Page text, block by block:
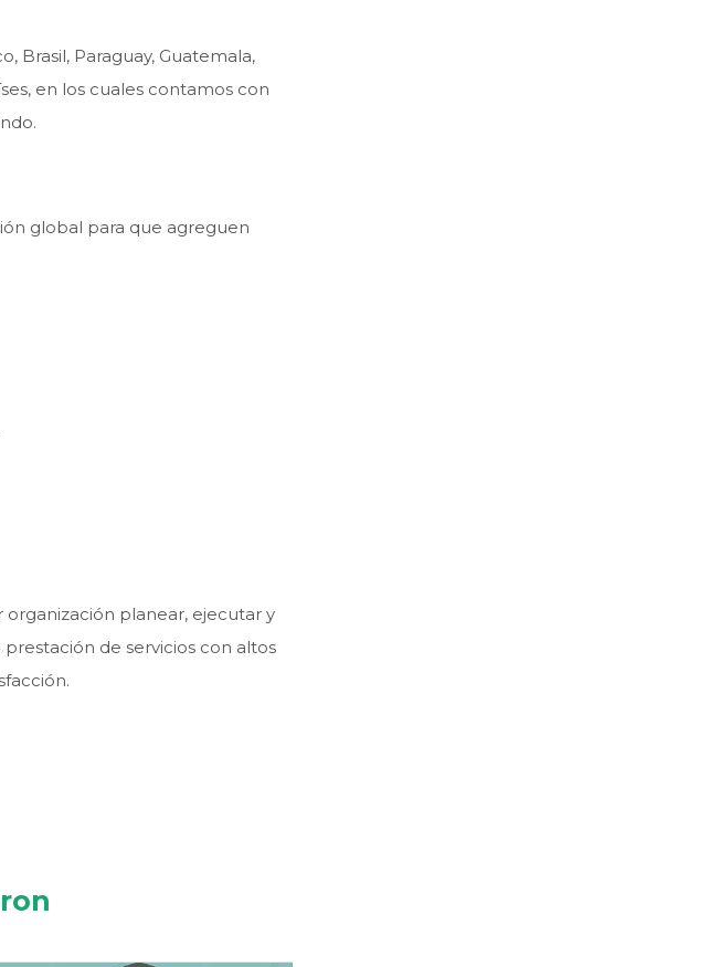
Brasil, Paraguay, Guatemala,
en los cuales contamos con
global para que agreguen
planear, ejecutar y
de servicios con altos